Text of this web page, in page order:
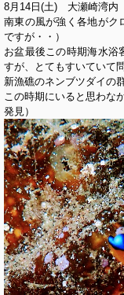
8月14日(土) 大瀬崎湾
南東の風が強く各地がク
ですが・・）
お盆最後この時期海水浴
すが、とてもすいていて
新漁礁のネンブツダイの
この時期にいると思わな
発見）